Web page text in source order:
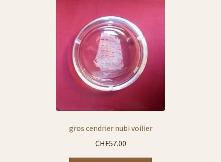
gros cendrier nubi voilier
CHF57.00